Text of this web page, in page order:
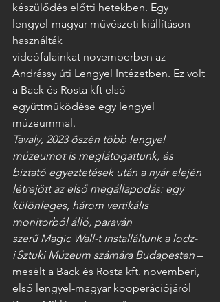
készülődés előtti hetekben. Egy
lengyel-magyar művészeti kiállításon
használták
videófalainkat novemberben az
Andrássy úti Lengyel Intézetben. Ez volt
a Back és Rosta kft első
együttműködése egy lengyel
múzeummal.
Tavaly, 2023 őszén több lengyel
múzeumot is meglátogattunk, és
biztató egyeztetések után a nyár elején
létrejött az első megállapodás: egy
különleges, három vertikális
monitorból álló, paraván
szerű Magic Wall-t installáltunk a lodz-
i Sztuki Múzeum számára Budapesten –
mesélt a Back és Rosta kft. novemberi,
első lengyel-magyar kooperációjáról